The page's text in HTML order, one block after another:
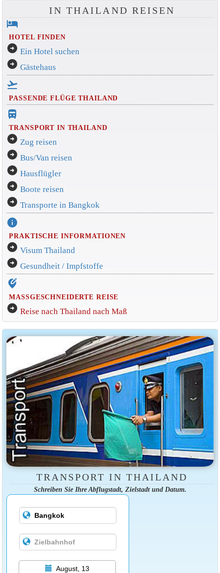
IN THAILAND REISEN
hotel
HOTEL FINDEN
arrow_circle_right Ein Hotel suchen
arrow_circle_right Gästehaus
flight_takeoff
PASSENDE FLÜGE THAILAND
directions_bus_filled
TRANSPORT IN THAILAND
arrow_circle_right Zug reisen
arrow_circle_right Bus/Van reisen
arrow_circle_right Hausflügler
arrow_circle_right Boote reisen
arrow_circle_right Transporte in Bangkok
info
PRAKTISCHE INFORMATIONEN
arrow_circle_right Visum Thailand
arrow_circle_right Gesundheit / Impfstoffe
edit_location_alt
MASSGESCHNEIDERTE REISE
arrow_circle_right Reise nach Thailand nach Maß
TRANSPORT IN THAILAND
Schreiben Sie Ihre Abflugstadt, Zielstadt und Datum.
August, 13